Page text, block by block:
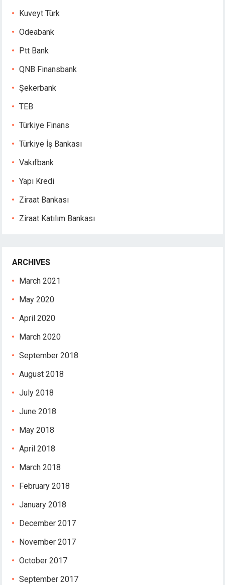
Kuveyt Türk
Odeabank
Ptt Bank
QNB Finansbank
Şekerbank
TEB
Türkiye Finans
Türkiye İş Bankası
Vakıfbank
Yapı Kredi
Ziraat Bankası
Ziraat Katılım Bankası
ARCHIVES
March 2021
May 2020
April 2020
March 2020
September 2018
August 2018
July 2018
June 2018
May 2018
April 2018
March 2018
February 2018
January 2018
December 2017
November 2017
October 2017
September 2017